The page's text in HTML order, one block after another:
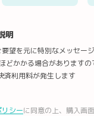
明
望を元に特別なメッセー
どかかる場合がありますの
利用料が発生します
シーに同意の上、購入画